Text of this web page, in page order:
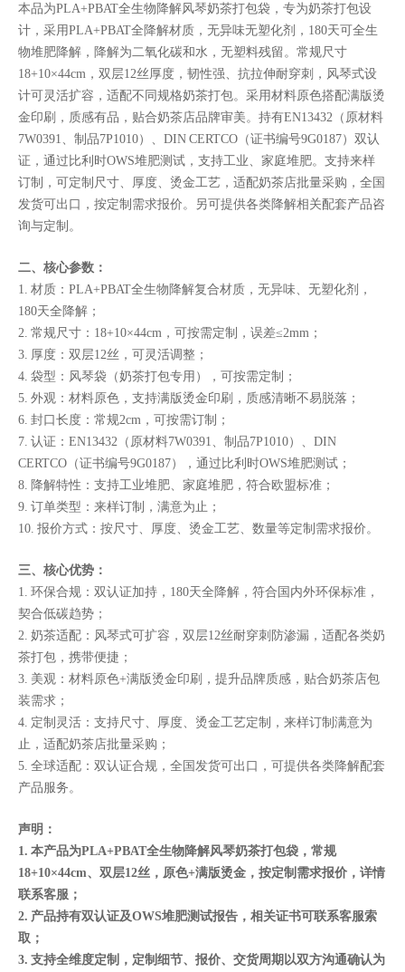
本品为PLA+PBAT全生物降解风琴奶茶打包袋，专为奶茶打包设
计，采用PLA+PBAT全降解材质，无异味无塑化剂，180天可全生
物堆肥降解，降解为二氧化碳和水，无塑料残留。常规尺寸
18+10×44cm，双层12丝厚度，韧性强、抗拉伸耐穿刺，风琴式设
计可灵活扩容，适配不同规格奶茶打包。采用材料原色搭配满版烫
金印刷，质感有品，贴合奶茶店品牌审美。持有EN13432（原材料
7W0391、制品7P1010）、DIN CERTCO（证书编号9G0187）双认
证，通过比利时OWS堆肥测试，支持工业、家庭堆肥。支持来样
订制，可定制尺寸、厚度、烫金工艺，适配奶茶店批量采购，全国
发货可出口，按定制需求报价。另可提供各类降解相关配套产品咨
询与定制。
二、核心参数：
1. 材质：PLA+PBAT全生物降解复合材质，无异味、无塑化剂，
180天全降解；
2. 常规尺寸：18+10×44cm，可按需定制，误差≤2mm；
3. 厚度：双层12丝，可灵活调整；
4. 袋型：风琴袋（奶茶打包专用），可按需定制；
5. 外观：材料原色，支持满版烫金印刷，质感清晰不易脱落；
6. 封口长度：常规2cm，可按需订制；
7. 认证：EN13432（原材料7W0391、制品7P1010）、DIN
CERTCO（证书编号9G0187），通过比利时OWS堆肥测试；
8. 降解特性：支持工业堆肥、家庭堆肥，符合欧盟标准；
9. 订单类型：来样订制，满意为止；
10. 报价方式：按尺寸、厚度、烫金工艺、数量等定制需求报价。
三、核心优势：
1. 环保合规：双认证加持，180天全降解，符合国内外环保标准，
契合低碳趋势；
2. 奶茶适配：风琴式可扩容，双层12丝耐穿刺防渗漏，适配各类奶
茶打包，携带便捷；
3. 美观：材料原色+满版烫金印刷，提升品牌质感，贴合奶茶店包
装需求；
4. 定制灵活：支持尺寸、厚度、烫金工艺定制，来样订制满意为
止，适配奶茶店批量采购；
5. 全球适配：双认证合规，全国发货可出口，可提供各类降解配套
产品服务。
声明：
1. 本产品为PLA+PBAT全生物降解风琴奶茶打包袋，常规
18+10×44cm、双层12丝，原色+满版烫金，按定制需求报价，详情
联系客服；
2. 产品持有双认证及OWS堆肥测试报告，相关证书可联系客服索
取；
3. 支持全维度定制，定制细节、报价、交货周期以双方沟通确认为